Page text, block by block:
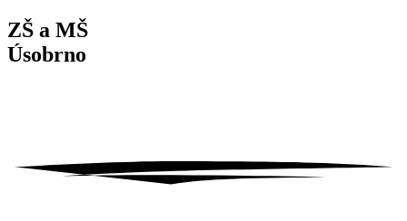
ZŠ a MŠ
Úsobrno